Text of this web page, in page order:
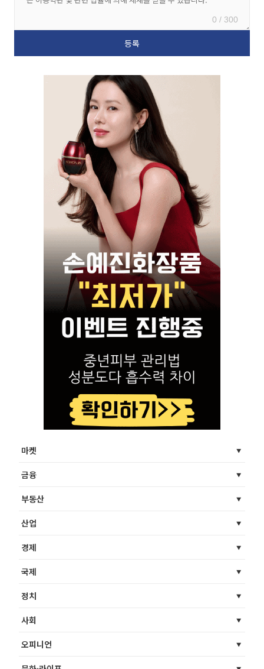
0 / 300
마켓
금융
부동산
산업
경제
국제
정치
사회
오피니언